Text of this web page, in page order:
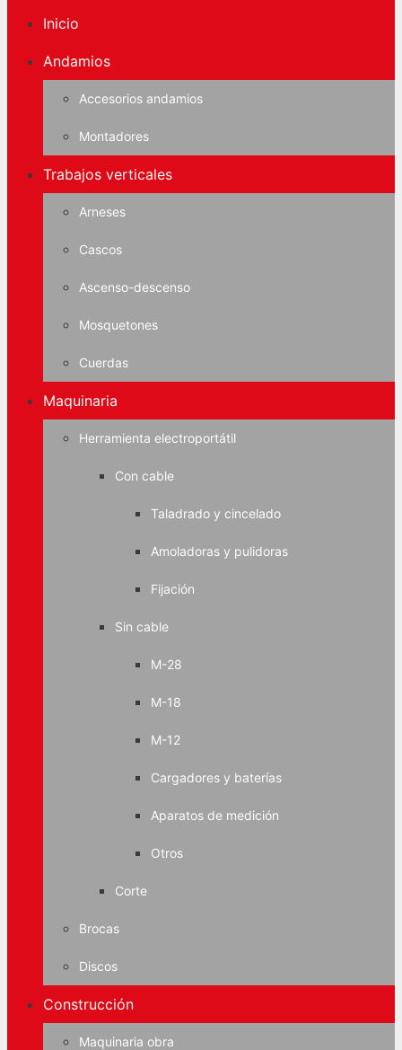
Inicio
Andamios
Accesorios andamios
Montadores
Trabajos verticales
Arneses
Cascos
Ascenso-descenso
Mosquetones
Cuerdas
Maquinaria
Herramienta electroportátil
Con cable
Taladrado y cincelado
Amoladoras y pulidoras
Fijación
Sin cable
M-28
M-18
M-12
Cargadores y baterías
Aparatos de medición
Otros
Corte
Brocas
Discos
Construcción
Maquinaria obra